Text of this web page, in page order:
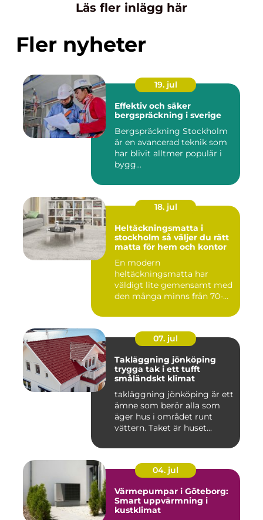
Läs fler inlägg här
Fler nyheter
19. jul
Effektiv och säker
bergspräckning i sverige
Bergspräckning Stockholm
är en avancerad teknik som
har blivit alltmer populär i
bygg...
18. jul
Heltäckningsmatta i
stockholm så väljer du rätt
matta för hem och kontor
En modern
heltäckningsmatta har
väldigt lite gemensamt med
den många minns från 70-
07. jul
Takläggning jönköping
trygga tak i ett tufft
småländskt klimat
takläggning jönköping är ett
ämne som berör alla som
äger hus i området runt
vättern. Taket är huset...
04. jul
Värmepumpar i Göteborg:
Smart uppvärmning i
kustklimat